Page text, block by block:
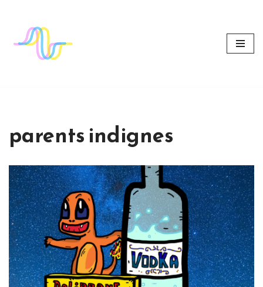
Aller
au
contenu
parents indignes